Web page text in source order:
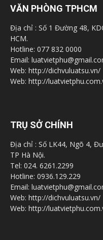
VĂN PHÒNG TPHCM
Địa chỉ : Số 1 Đường 48,
HCM.
Hotline: 077 832 0000
Email:
Web: http://dichvuluatsu.vn/
Web: http://
TRỤ SỞ CHÍNH
Địa chỉ : Số LK44, Ngõ 4,
TP Hà Nội.
Tel: 024. 6261.2299
Hotline: 0936.129.229
Email:
Web: http://dichvuluatsu.vn/
Web: http://